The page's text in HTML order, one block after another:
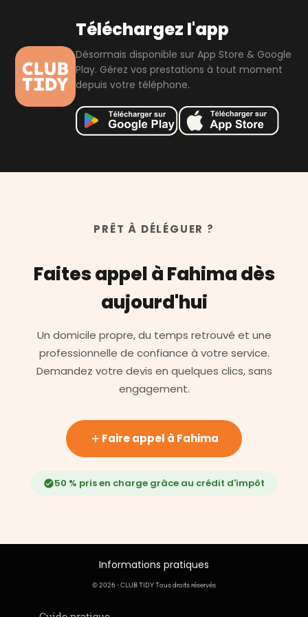
l'a obtenu grâce à ses excellentes performances et aux
retours très positifs de ses clients.
Téléchargez l'app
Désormais disponible sur App Store & Google
Play. Gérez vos prestations à tout moment
depuis votre téléphone.
PRÊT À DÉLÉGUER ?
Faites appel à Fahima dès
aujourd'hui
Un domicile propre, du temps retrouvé et une
professionnelle de confiance à votre service.
Demandez votre devis en quelques clics, sans
engagement.
Faire appel à Fahima
50 % pris en charge grâce au crédit d'impôt
Informations pratiques
© 2026 - CLUB TIDY Tous droits réservés
Informations légales